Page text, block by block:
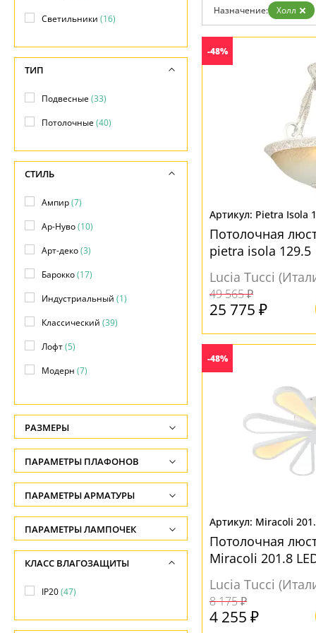
Дизайнерам
Бренды
Назначение: Холл
-48%
Pietra Isola
Потолочная
pietra isola 129.5
Lucia Tucci
49 565 ₽
25 775 ₽
-48%
Miracoli
Потолочная
Miracoli 201.8
Lucia Tucci
8 175 ₽
4 255 ₽
Светильники (16)
ТИП
Подвесные(33)
Потолочные(40)
СТИЛЬ
Ампир(7)
Ар-Нуво(10)
Арт-деко(3)
Барокко(17)
Индустриальный (1)
Классический (39)
Лофт(5)
Модерн (7)
Современный(12)
Флористика(16)
Хай-тек(7)
Яркое и цветное(1)
РАЗМЕРЫ
Высота, см
-
Глубина, см
-
Ширина, см
-
Диаметр, см
ПАРАМЕТРЫ ПЛАФОНОВ
ФОРМА ПЛАФОНА
Без плафона(12)
Декоративный(21)
Конус(3)
Круглый
ПАРАМЕТРЫ АРМАТУРЫ
ЦВЕТ АРМАТУРЫ
Бежевый(12)
ПАРАМЕТРЫ ЛАМПОЧЕК
Количество ламп
-
Общая мощность ламп
-
КЛАСС ВЛАГОЗАЩИТЫ
IP20(47)